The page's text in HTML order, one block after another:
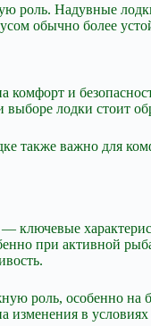
роль. Надувные
обычно более
и
выборе лодки стоит
также важно для
ключевые
при активной
роль, особенно
изменения в условиях